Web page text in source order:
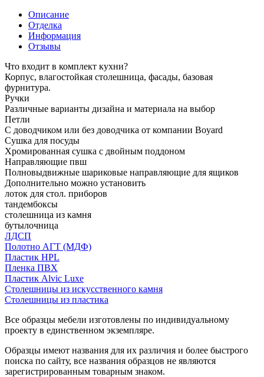
Описание
Отделка
Информация
Отзывы
Что входит в комплект кухни?
Корпус, влагостойкая столешница, фасады, базовая
фурнитура.
Ручки
Различные варианты дизайна и материала на выбор
Петли
С доводчиком или без доводчика от компании Boyard
Сушка для посуды
Хромированная сушка с двойным поддоном
Направляющие пвш
Полновыдвижные шариковые направляющие для ящиков
Дополнительно можно установить
лоток для стол. приборов
тандембоксы
столешница из камня
бутылочница
ЛДСП
Полотно АГТ (МДФ)
Пластик HPL
Пленка ПВХ
Пластик Alvic Luxe
Столешницы из искусственного камня
Столешницы из пластика
Все образцы мебели изготовлены по индивидуальному
проекту в единственном экземпляре.
Образцы имеют названия для их различия и более быстрого
поиска по сайту, все названия образцов не являются
зарегистрированным товарным знаком.